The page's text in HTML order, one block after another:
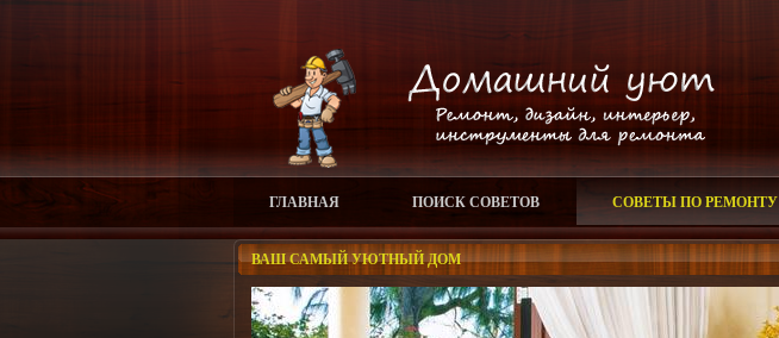
ГЛАВНАЯ ПОИСК СОВЕТОВ СОВЕТЫ ПО РЕМОНТУ
ВАШ САМЫЙ УЮТНЫЙ ДОМ